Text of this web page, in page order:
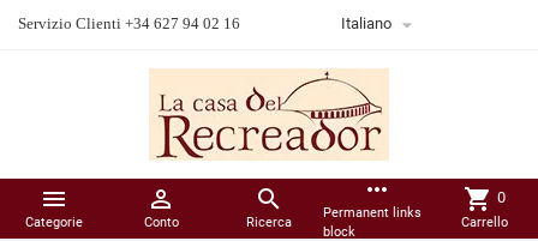
Servizio Clienti +34 627 94 02 16 Italiano 

Categorie

Conto

Ricerca
more_horiz
Permanent links
block
shopping_cart 0
Carrello